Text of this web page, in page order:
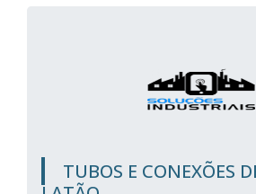
TUBOS E CONEXÕES